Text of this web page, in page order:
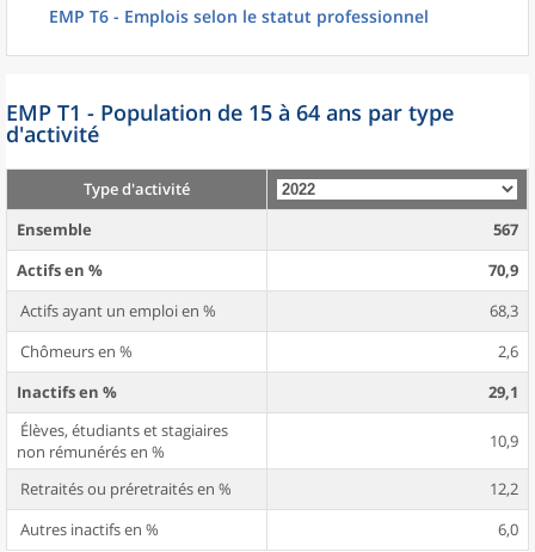
EMP T6 - Emplois selon le statut professionnel
EMP T1 - Population de 15 à 64 ans par type
d'activité
Type d'activité
Ensemble
567
Actifs en %
70,9
Actifs ayant un emploi en %
68,3
Chômeurs en %
2,6
Inactifs en %
29,1
Élèves, étudiants et stagiaires
non rémunérés en %
10,9
Retraités ou préretraités en %
12,2
Autres inactifs en %
6,0